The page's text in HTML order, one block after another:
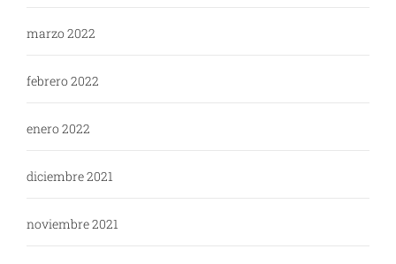
marzo 2022
febrero 2022
enero 2022
diciembre 2021
noviembre 2021